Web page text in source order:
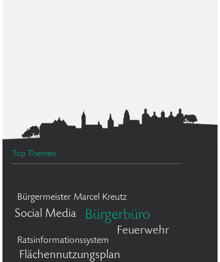
Top Themen
Bürgermeister Marcel Kreutz
Social Media Bürgerbüro
Ratsinformationssystem
Feuerwehr
Flächennutzungsplan